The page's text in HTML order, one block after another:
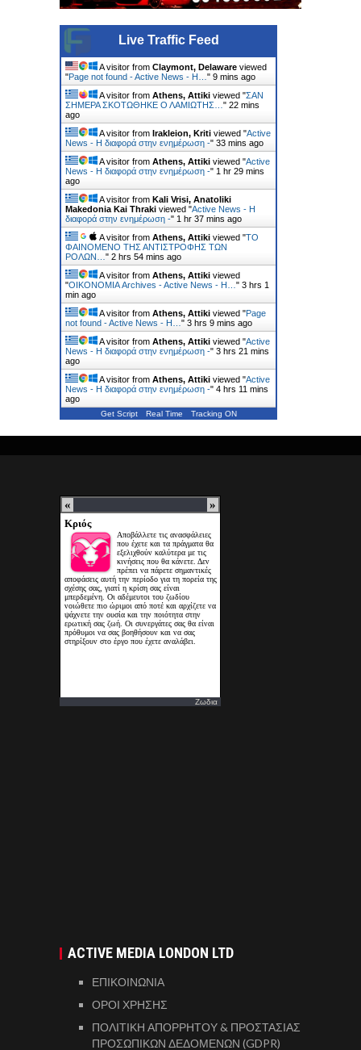
Live Traffic Feed
A visitor from Claymont, Delaware viewed
"Page not found - Active News - Η… " 9 mins ago
A visitor from Athens, Attiki viewed "ΣΑΝ
ΣΗΜΕΡΑ ΣΚΟΤΩΘΗΚΕ Ο ΛΑΜΙΩΤΗΣ… " 22 mins
ago
A visitor from Irakleion, Kriti viewed "Active
News - Η διαφορά στην ενημέρωση -" 33 mins ago
A visitor from Athens, Attiki viewed "Active
News - Η διαφορά στην ενημέρωση -" 1 hr 29 mins
ago
A visitor from Kali Vrisi, Anatoliki
Makedonia Kai Thraki viewed "Active News - Η
διαφορά στην ενημέρωση -" 1 hr 37 mins ago
A visitor from Athens, Attiki viewed "ΤΟ
ΦΑΙΝΟΜΕΝΟ ΤΗΣ ΑΝΤΙΣΤΡΟΦΗΣ ΤΩΝ
ΡΟΛΩΝ… " 2 hrs 54 mins ago
A visitor from Athens, Attiki viewed
"ΟΙΚΟΝΟΜΙΑ Archives - Active News - Η… " 3 hrs 1
min ago
A visitor from Athens, Attiki viewed "Page
not found - Active News - Η… " 3 hrs 9 mins ago
A visitor from Athens, Attiki viewed "Active
News - Η διαφορά στην ενημέρωση -" 3 hrs 21 mins
ago
A visitor from Athens, Attiki viewed "Active
News - Η διαφορά στην ενημέρωση -" 4 hrs 11 mins
ago
Get Script Real Time Tracking ON
Ζωδια
ACTIVE MEDIA LONDON LTD
ΕΠΙΚΟΙΝΩΝΙΑ
ΟΡΟΙ ΧΡΗΣΗΣ
ΠΟΛΙΤΙΚΗ ΑΠΟΡΡΗΤΟΥ & ΠΡΟΣΤΑΣΙΑΣ
ΠΡΟΣΩΠΙΚΩΝ ΔΕΔΟΜΕΝΩΝ (GDPR)